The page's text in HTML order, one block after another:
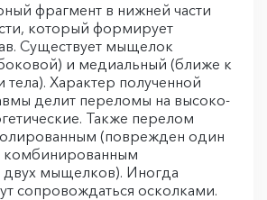
фрагмент в нижней части
который формирует
Существует мыщелок
и медиальный (ближе к
Характер полученной
делит переломы на высоко-
Также перелом
(поврежден один
мыщелков). Иногда
сопровождаться осколками.